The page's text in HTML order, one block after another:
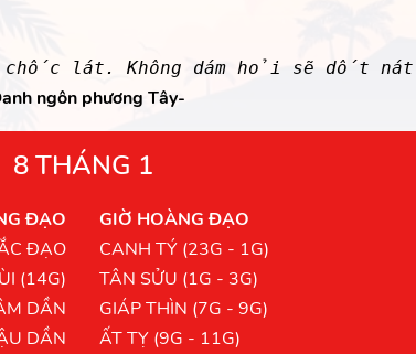
lát. Không dám hỏi sẽ dốt
ngôn phương Tây-
8 THÁNG 1
ĐẠO
ĐẠO
(14G)
DẦN
DẦN
GIỜ HOÀNG ĐẠO
CANH TÝ (23G - 1G)
TÂN SỬU (1G - 3G)
GIÁP THÌN (7G - 9G)
ẤT TỴ (9G - 11G)